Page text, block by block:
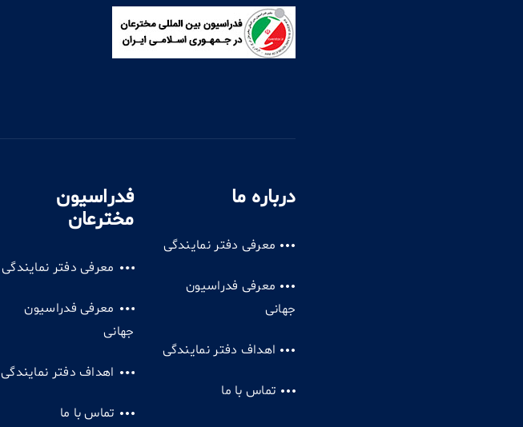
درباره ما
معرفی دفتر نمایندگی
معرفی فدراسیون
جهانی
اهداف دفتر نمایندگی
تماس با ما
فدراسیون
مخترعان
معرفی دفتر نمایندگی
معرفی فدراسیون
جهانی
اهداف دفتر نمایندگی
تماس با ما